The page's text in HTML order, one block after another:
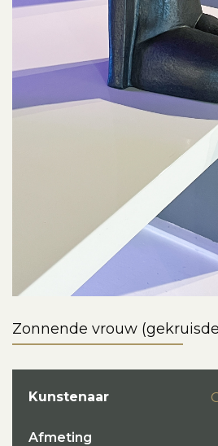
Zonnende vrouw
Kunstenaar
Afmeting